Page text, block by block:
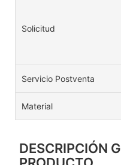
Solicitud
Servicio Postventa
Material
DESCRIPCIÓN